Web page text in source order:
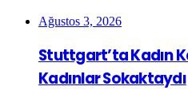
Ağustos 3, 2026
Stuttgart’ta Kadın
Kadınlar Sokaktaydı